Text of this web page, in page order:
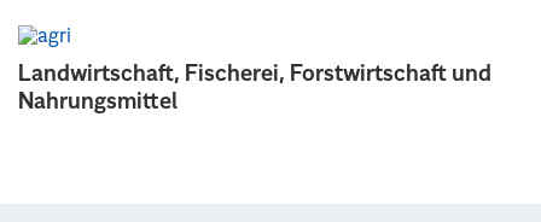
Landwirtschaft, Fischerei, Forstwirtschaft und
Nahrungsmittel